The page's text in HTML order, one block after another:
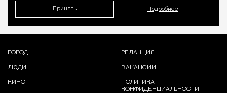
Принять Подробнее
ГОРОД
ЛЮДИ
КИНО
РЕДАКЦИЯ
ВАКАНСИИ
ПОЛИТИКА
КОНФИДЕНЦИАЛЬНОСТИ